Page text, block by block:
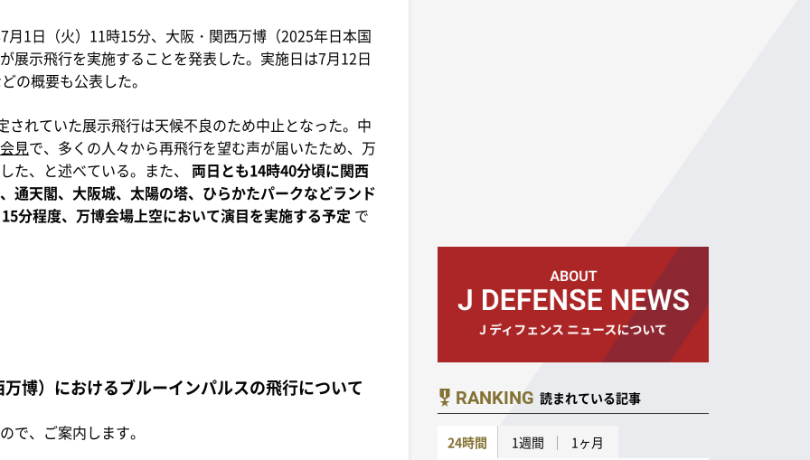
1日（火）11時15分、大阪・関西万博（2025年日本国
展示飛行を実施することを発表した。実施日は7月12日
の概要も公表した。
れていた展示飛行は天候不良のため中止となった。中
見で、多くの人々から再飛行を望む声が届いたため、万
た、と述べている。また、
両日とも14時40分頃に関西
通天閣、大阪城、太陽の塔、ひらかたパークなどランド
分程度、万博会場上空において演目を実施する予定 で
博）におけるブルーインパルスの飛行について
、ご案内します。
RANKING 読まれている記事
24時間 1週間 1ヶ月